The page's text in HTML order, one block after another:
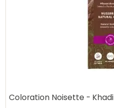
Coloration Noisette - Khadi